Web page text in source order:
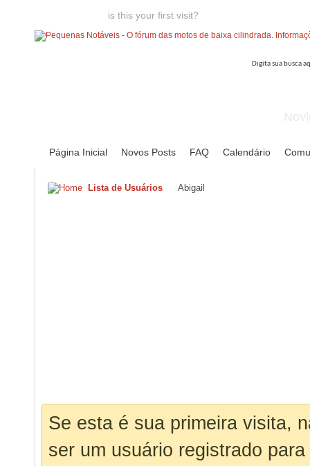
is this your first visit?
Página Inicial Novos Posts FAQ Calendário
Lista de Usuários Abigail
Se esta é sua primeira visita,
ser um usuário registrado